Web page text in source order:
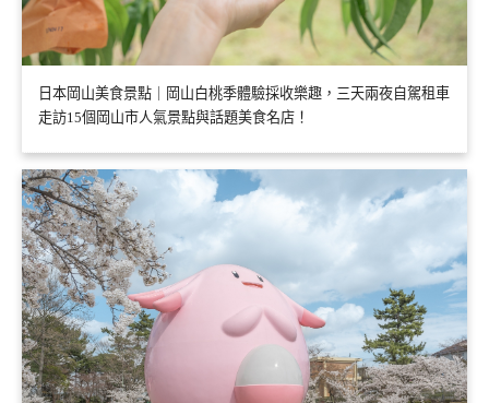
日本岡山美食景點｜岡山白桃季體驗採收樂趣，三天兩夜自駕租車
走訪15個岡山市人氣景點與話題美食名店！